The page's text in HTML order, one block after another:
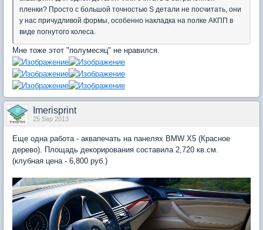
пленки? Просто с большой точностью S детали не посчитать, они
у нас причудливой формы, особенно накладка на полке АКПП в
виде погнутого колеса.
Мне тоже этот "полумесяц" не нравился.
Imerisprint
25 Sep 2013
Еще одна работа - аквапечать на панелях BMW X5 (Красное
дерево). Площадь декорирования составила 2,720 кв.см.
(клубная цена - 6,800 руб.)